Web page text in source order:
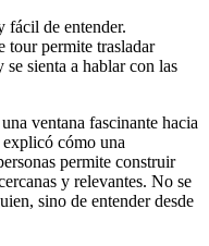
fácil de entender.
tour permite trasladar
sienta a hablar con las
ventana fascinante hacia
cómo una
permite construir
y relevantes. No se
sino de entender desde